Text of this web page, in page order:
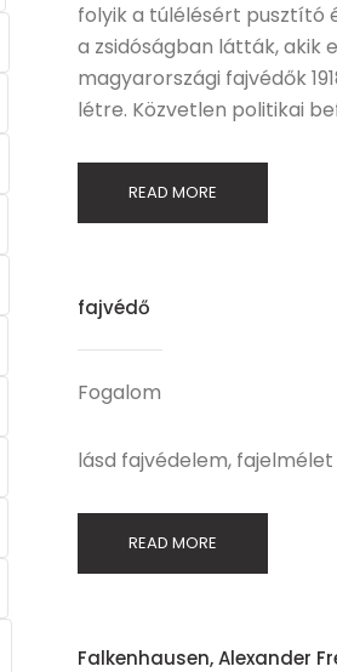
folyik a túlélésért pusztító
a zsidóságban látták, akik
magyarországi fajvédők
létre. Közvetlen politikai
READ MORE
fajvédő
Fogalom
lásd fajvédelem, fajelmélet
READ MORE
Falkenhausen, Alexander